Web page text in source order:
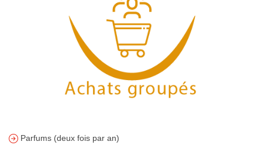
Parfums (deux fois par an)